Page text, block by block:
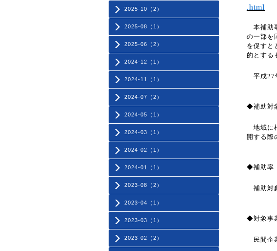
2025-10（2）
2025-08（1）
2025-06（2）
2024-12（1）
2024-11（1）
2024-07（2）
2024-05（1）
2024-03（1）
2024-02（1）
2024-01（1）
2023-08（2）
2023-04（1）
2023-03（1）
2023-02（2）
.html
本補助
の一部を
を促すと
的とする
平成27
◆補助対
地域に
開する際
◆補助率
補助対
◆対象事
民間企